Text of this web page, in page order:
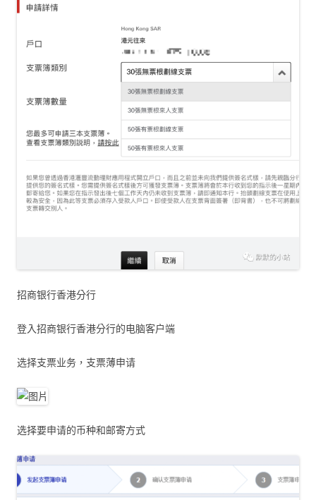
招商银行香港分行
登入招商银行香港分行的电脑客户端
选择支票业务，支票薄申请
选择要申请的币种和邮寄方式